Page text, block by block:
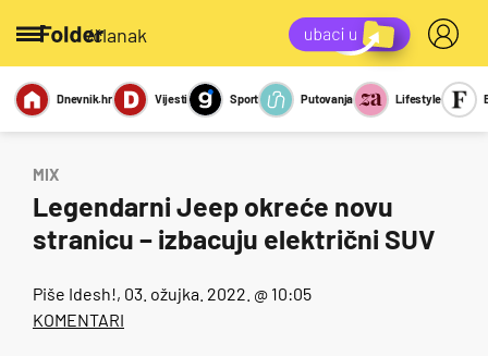
/članak
Miks Kviz
Report
Sexy
Dnevnik.hr Vijesti Sport Putovanja Lifestyle
MIX
Legendarni Jeep okreće novu
stranicu – izbacuju električni SUV
Piše Idesh!, 03. ožujka. 2022. @ 10:05
KOMENTARI